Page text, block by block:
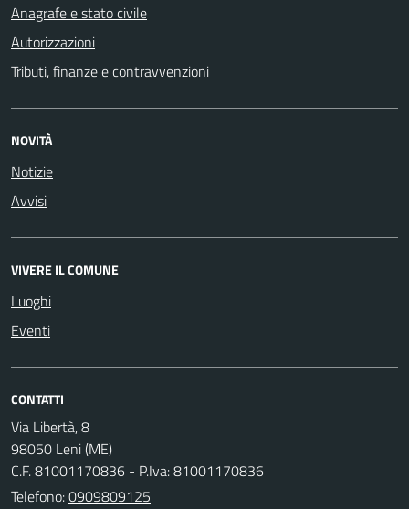
Anagrafe e stato civile
Autorizzazioni
Tributi, finanze e contravvenzioni
NOVITÀ
Notizie
Avvisi
VIVERE IL COMUNE
Luoghi
Eventi
CONTATTI
Via Libertà, 8
98050 Leni (ME)
C.F. 81001170836 - P.Iva: 81001170836
Telefono:0909809125